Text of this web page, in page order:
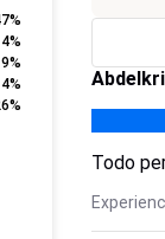
9%
4%
Todo